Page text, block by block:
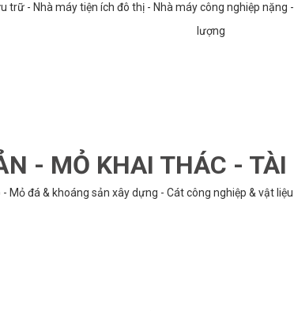
trữ - Nhà máy tiện ích đô thị - Nhà máy công nghiệp
lượng
- MỎ KHAI THÁC -
Mỏ đá & khoáng sản xây dựng - Cát công nghiệp & vật